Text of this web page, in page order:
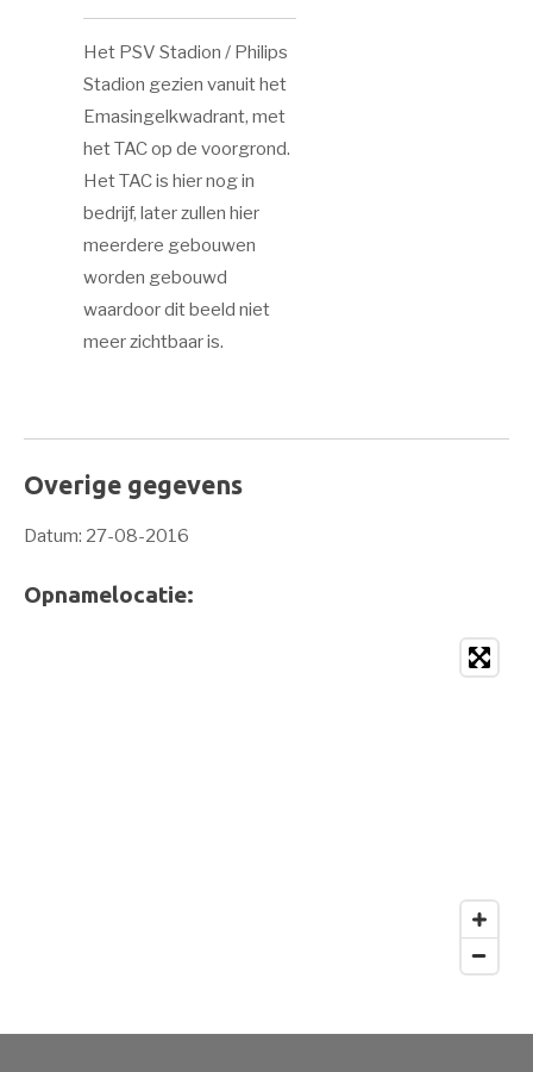
Het PSV Stadion / Philips
Stadion gezien vanuit het
Emasingelkwadrant, met
het TAC op de voorgrond.
Het TAC is hier nog in
bedrijf, later zullen hier
meerdere gebouwen
worden gebouwd
waardoor dit beeld niet
meer zichtbaar is.
Overige gegevens
Datum: 27-08-2016
Opnamelocatie: